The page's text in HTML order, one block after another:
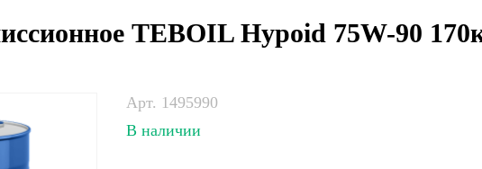
TEBOIL Hypoid 75W-90
Арт. 1495990
В наличии